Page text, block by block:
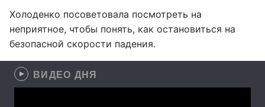
Холоденко посоветовала посмотреть на
неприятное, чтобы понять, как остановиться на
безопасной скорости падения.
ВИДЕО ДНЯ